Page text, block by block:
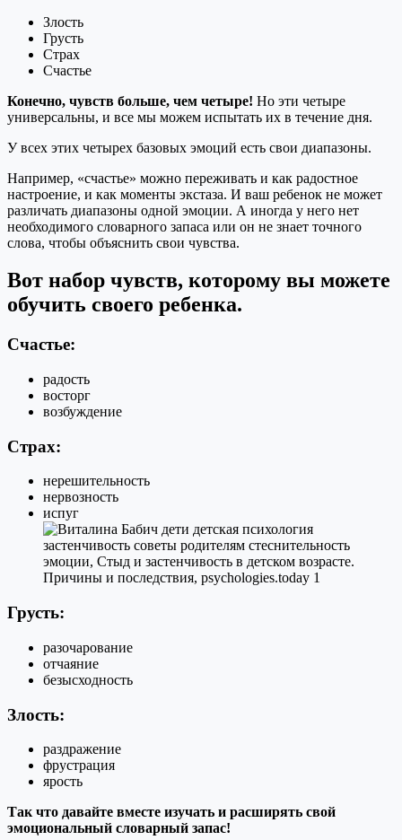
Злость
Грусть
Страх
Счастье
Конечно, чувств больше, чем четыре! Но эти четыре
универсальны, и все мы можем испытать их в течение дня.
У всех этих четырех базовых эмоций есть свои диапазоны.
Например, «счастье» можно переживать и как радостное
настроение, и как моменты экстаза. И ваш ребенок не может
различать диапазоны одной эмоции. А иногда у него нет
необходимого словарного запаса или он не знает точного
слова, чтобы объяснить свои чувства.
Вот набор чувств, которому вы можете
обучить своего ребенка.
Счастье:
радость
восторг
возбуждение
Страх:
нерешительность
нервозность
испуг
Грусть:
разочарование
отчаяние
безысходность
Злость:
раздражение
фрустрация
ярость
Так что давайте вместе изучать и расширять свой
эмоциональный словарный запас!